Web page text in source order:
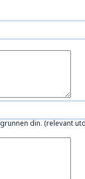
din. (relevant